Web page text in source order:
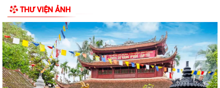
Về việc khai bố thủ tục hành chính nội bộ được sửa đổi, bổ sung thuộc
phạm vi, chức năng quản lý...
Quyết định Về việc kiện toàn Ban chỉ đạo áp dụng, duy trì, cải tiến và
công bố Hệ thống quản lý...
ĐỜI ĐỜI GHI NHỚ CÔNG ƠN CÁC ANH HÙNG LIỆT SĨ, THƯƠNG BINH,
THƯ VIỆN ẢNH